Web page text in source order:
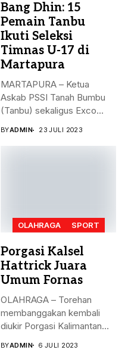
Bang Dhin: 15
Pemain Tanbu
Ikuti Seleksi
Timnas U-17 di
Martapura
MARTAPURA – Ketua
Askab PSSI Tanah Bumbu
(Tanbu) sekaligus Exco
BYADMIN 23 JULI 2023
OLAHRAGA SPORT
Porgasi Kalsel
Hattrick Juara
Umum Fornas
OLAHRAGA – Torehan
membanggakan kembali
diukir Porgasi Kalimantan
BYADMIN 6 JULI 2023